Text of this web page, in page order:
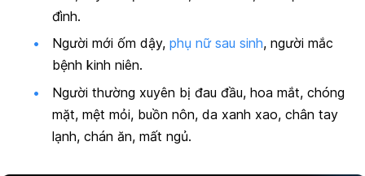
đình.
Người mới ốm dậy, phụ nữ sau sinh, người mắc
bệnh kinh niên.
Người thường xuyên bị đau đầu, hoa mắt, chóng
mặt, mệt mỏi, buồn nôn, da xanh xao, chân tay
lạnh, chán ăn, mất ngủ.